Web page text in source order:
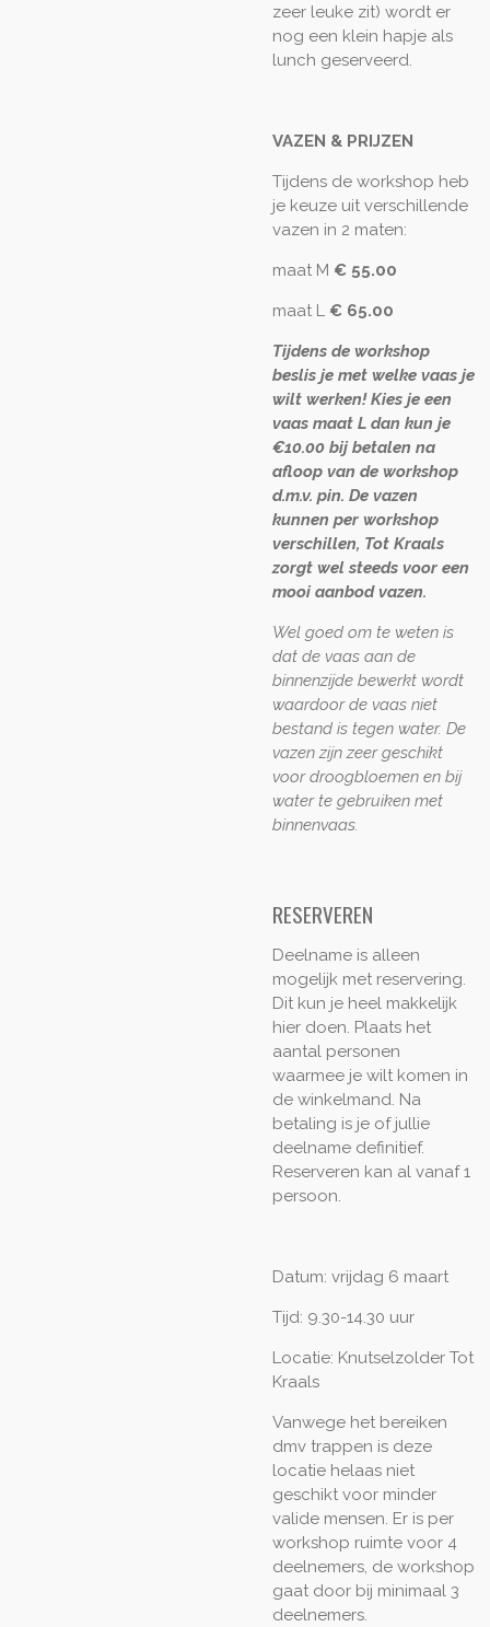
zeer leuke zit) wordt er
nog een klein hapje als
lunch geserveerd.
VAZEN & PRIJZEN
Tijdens de workshop heb
je keuze uit verschillende
vazen in 2 maten:
maat M € 55.00
maat L € 65.00
Tijdens de workshop
beslis je met welke vaas je
wilt werken! Kies je een
vaas maat L dan kun je
€10.00 bij betalen na
afloop van de workshop
d.m.v. pin. De vazen
kunnen per workshop
verschillen, Tot Kraals
zorgt wel steeds voor een
mooi aanbod vazen.
Wel goed om te weten is
dat de vaas aan de
binnenzijde bewerkt wordt
waardoor de vaas niet
bestand is tegen water. De
vazen zijn zeer geschikt
voor droogbloemen en bij
water te gebruiken met
binnenvaas.
RESERVEREN
Deelname is alleen
mogelijk met reservering.
Dit kun je heel makkelijk
hier doen. Plaats het
aantal personen
waarmee je wilt komen in
de winkelmand. Na
betaling is je of jullie
deelname definitief.
Reserveren kan al vanaf 1
persoon.
Datum: vrijdag 6 maart
Tijd: 9.30-14.30 uur
Locatie: Knutselzolder Tot
Kraals
Vanwege het bereiken
dmv trappen is deze
locatie helaas niet
geschikt voor minder
valide mensen. Er is per
workshop ruimte voor 4
deelnemers, de workshop
gaat door bij minimaal 3
deelnemers.